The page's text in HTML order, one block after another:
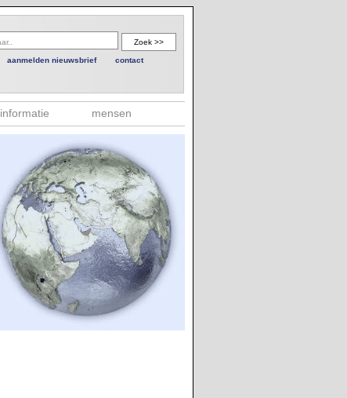
aanmelden nieuwsbrief contact
informatie mensen